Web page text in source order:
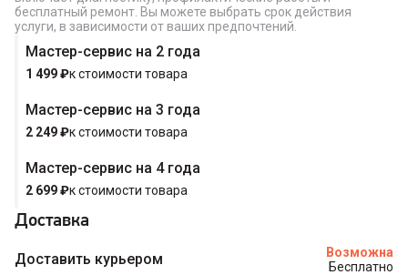
Номер телефона
Купить в 1 клик
бесплатный ремонт. Вы можете выбрать срок действия
услуги, в зависимости от ваших предпочтений.
Мастер-сервис на 2 года
1 499₽к стоимости товара
Мастер-сервис на 3 года
2 249₽к стоимости товара
Мастер-сервис на 4 года
2 699₽к стоимости товара
Доставка
Доставить курьером
Возможна
Бесплатно